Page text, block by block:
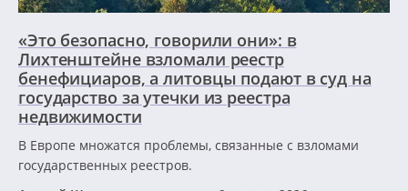
«Это безопасно, говорили они»: в
Лихтенштейне взломали реестр
бенефициаров, а литовцы подают в суд на
государство за утечки из реестра
недвижимости
В Европе множатся проблемы, связанные с взломами
государственных реестров.